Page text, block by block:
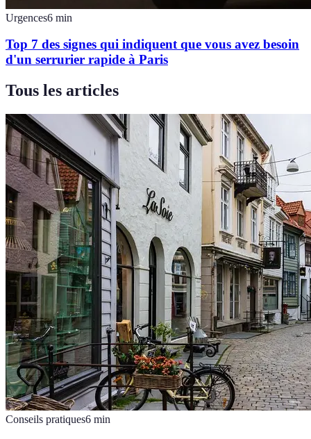
Urgences6 min
Top 7 des signes qui indiquent que vous avez besoin
d'un serrurier rapide à Paris
Tous les articles
Conseils pratiques6 min